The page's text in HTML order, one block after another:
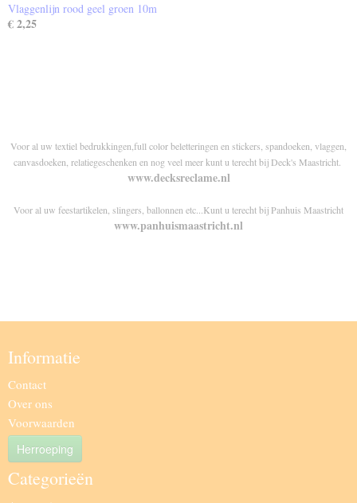
Vlaggenlijn rood geel groen 10m
€ 2,25
Voor al uw textiel bedrukkingen,full color beletteringen en stickers, spandoeken, vlaggen,
canvasdoeken, relatiegeschenken en nog veel meer kunt u terecht bij Deck's Maastricht.
www.decksreclame.nl
Voor al uw feestartikelen, slingers, ballonnen etc...Kunt u terecht bij Panhuis Maastricht
www.panhuismaastricht.nl
Informatie
Contact
Over ons
Voorwaarden
Herroeping
Categorieën